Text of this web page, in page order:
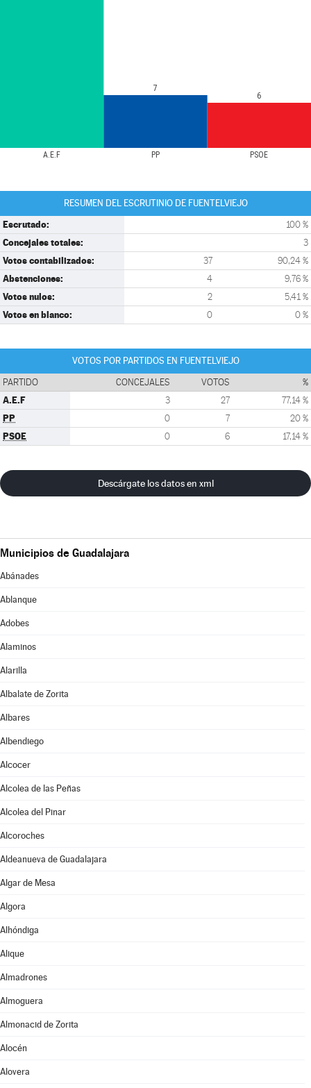
A.E.F PP PSOE
7
6
RESUMEN DEL ESCRUTINIO DE FUENTELVIEJO
Escrutado: 100 %
Concejales totales: 3
Votos contabilizados: 37 90,24 %
Abstenciones: 4 9,76 %
Votos nulos: 2 5,41 %
Votos en blanco: 0 0 %
VOTOS POR PARTIDOS EN FUENTELVIEJO
PARTIDO CONCEJALES VOTOS %
A.E.F 3 27 77,14 %
PP 0 7 20 %
PSOE 0 6 17,14 %
Descárgate los datos en xml
Municipios de Guadalajara
Abánades
Ablanque
Adobes
Alaminos
Alarilla
Albalate de Zorita
Albares
Albendiego
Alcocer
Alcolea de las Peñas
Alcolea del Pinar
Alcoroches
Aldeanueva de Guadalajara
Algar de Mesa
Algora
Alhóndiga
Alique
Almadrones
Almoguera
Almonacid de Zorita
Alocén
Alovera